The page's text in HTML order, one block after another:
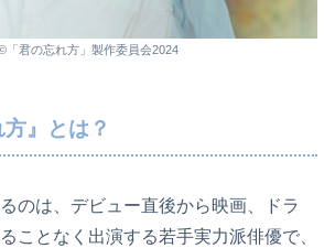
「君の忘れ方」製作委員会2024
』とは？
のは、デビュー直後から映画、ドラ
ことなく出演する若手実力派俳優で、